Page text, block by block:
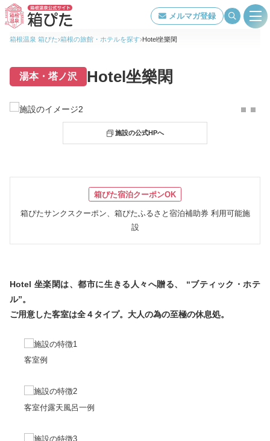
メルマガ登録
旅館・ホテル検索
箱根温泉について
特集ページ一覧
泉質・効能
交通アクセス
お問合せ
お役立ちリンク集
箱根温泉 箱ぴた 箱根の旅館・ホテルを探す Hotel坐樂閑
湯本・塔ノ沢 Hotel坐樂閑
施設の公式HPへ
箱ぴた宿泊クーポンOK
箱ぴたサンクスクーポン、箱ぴたふるさと宿泊補助券 利用可能施
設
Hotel 坐楽閑は、都市に生きる人々へ贈る、 “ブティック・ホテ
ル”。
ご用意した客室は全４タイプ。大人の為の至極の休息処。
客室例
客室付露天風呂一例